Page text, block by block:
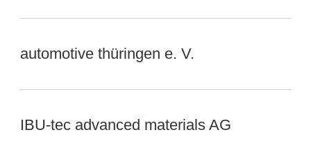
automotive thüringen e. V.
IBU-tec advanced materials AG